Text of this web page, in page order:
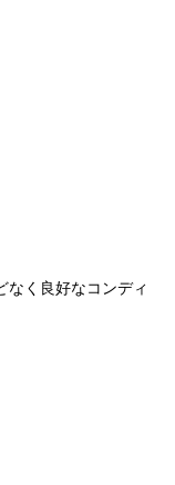
なく良好なコンディ